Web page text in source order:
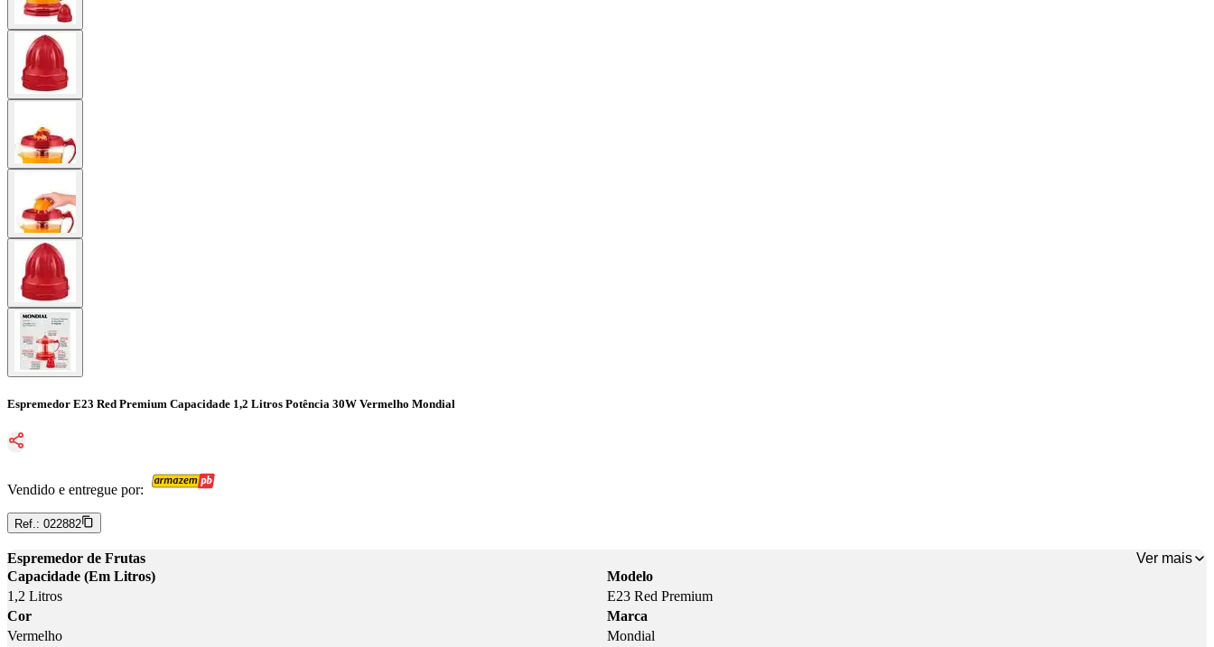
Espremedor E23 Red Premium Capacidade 1,2 Litros Potência 30W Vermelho Mondial
Vendido e entregue por:
Ref.: 022882
Espremedor de Frutas
Ver mais
Capacidade (Em Litros)
1,2 Litros
Modelo
E23 Red Premium
Cor
Vermelho
Marca
Mondial